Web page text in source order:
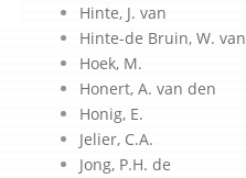
Hinte, J. van
Hinte-de Bruin, W. van
Hoek, M.
Honert, A. van den
Honig, E.
Jelier, C.A.
Jong, P.H. de